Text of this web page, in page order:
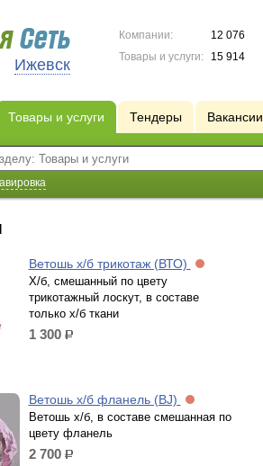
Ижевск
Компании:
12 076
Товары и услуги:
15 914
Товары и услуги Тендеры Вакансии
Ветошь х/б трикотаж (ВТО)
Х/б, смешанный по цвету
трикотажный лоскут, в составе
только х/б ткани
1 300 р.
Ветошь х/б фланель (BJ)
Ветошь х/б, в составе смешанная по
цвету фланель
2 700 р.